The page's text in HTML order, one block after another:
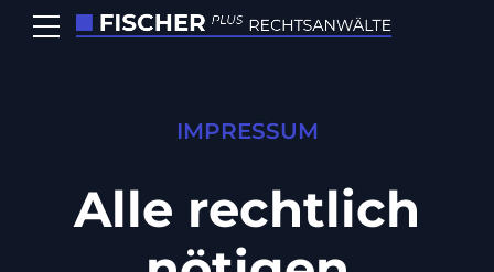
IMPRESSUM
Alle rechtlich